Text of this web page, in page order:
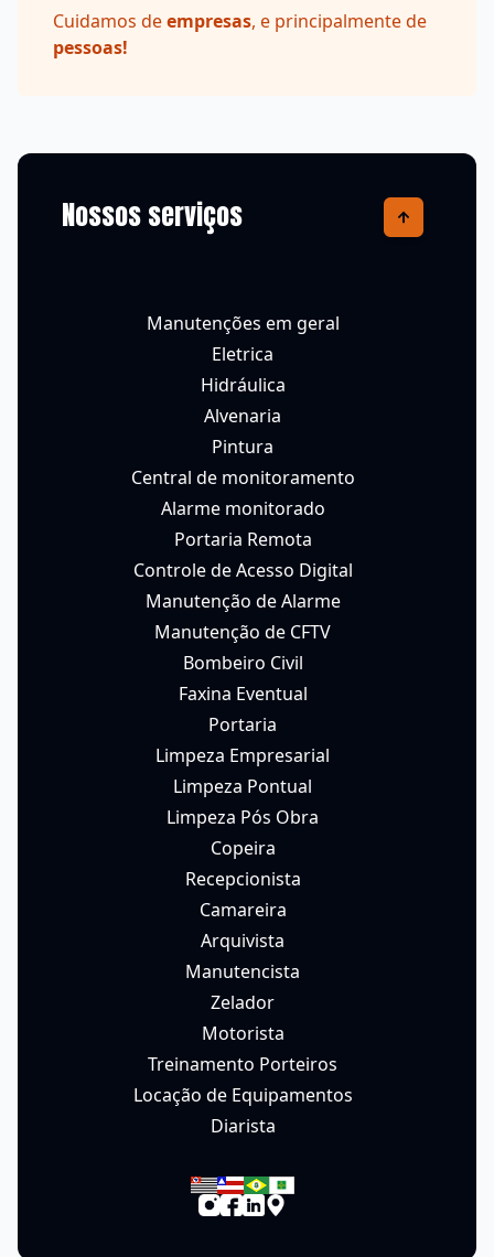
Cuidamos deempresas, e principalmente de
pessoas!
Nossos serviços
Manutenções em geral
Eletrica
Hidráulica
Alvenaria
Pintura
Central de monitoramento
Alarme monitorado
Portaria Remota
Controle de Acesso Digital
Manutenção de Alarme
Manutenção de CFTV
Bombeiro Civil
Faxina Eventual
Portaria
Limpeza Empresarial
Limpeza Pontual
Limpeza Pós Obra
Copeira
Recepcionista
Camareira
Arquivista
Manutencista
Zelador
Motorista
Treinamento Porteiros
Locação de Equipamentos
Diarista